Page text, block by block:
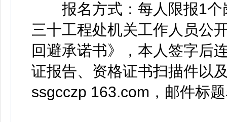
报名方式：每人限报1个
三十工程处机关工作人员公
回避承诺书》，本人签字后
证报告、资格证书扫描件以
ssgcczp 163.com，邮件标